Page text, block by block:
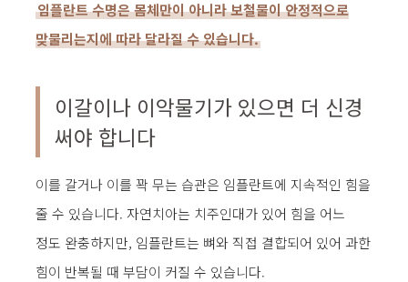
임플란트 수명은 몸체만이 아니라 보철물이 안정적으로
맞물리는지에 따라 달라질 수 있습니다.
이갈이나 이악물기가 있으면 더 신경
써야 합니다
이를 갈거나 이를 꽉 무는 습관은 임플란트에 지속적인 힘을
줄 수 있습니다. 자연치아는 치주인대가 있어 힘을 어느
정도 완충하지만, 임플란트는 뼈와 직접 결합되어 있어 과한
힘이 반복될 때 부담이 커질 수 있습니다.